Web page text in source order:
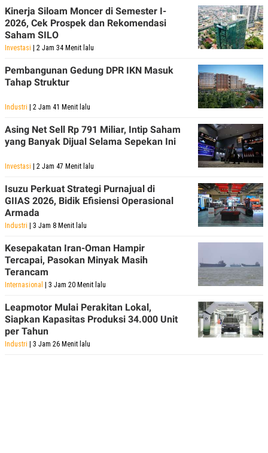
Kinerja Siloam Moncer di Semester I-
2026, Cek Prospek dan Rekomendasi
Saham SILO
Investasi | 2 Jam 34 Menit lalu
Pembangunan Gedung DPR IKN Masuk
Tahap Struktur
Industri | 2 Jam 41 Menit lalu
Asing Net Sell Rp 791 Miliar, Intip Saham
yang Banyak Dijual Selama Sepekan Ini
Investasi | 2 Jam 47 Menit lalu
Isuzu Perkuat Strategi Purnajual di
GIIAS 2026, Bidik Efisiensi Operasional
Armada
Industri | 3 Jam 8 Menit lalu
Kesepakatan Iran-Oman Hampir
Tercapai, Pasokan Minyak Masih
Terancam
Internasional | 3 Jam 20 Menit lalu
Leapmotor Mulai Perakitan Lokal,
Siapkan Kapasitas Produksi 34.000 Unit
per Tahun
Industri | 3 Jam 26 Menit lalu